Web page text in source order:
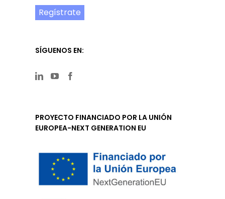
Regístrate
SÍGUENOS EN:
PROYECTO FINANCIADO POR LA UNIÓN
EUROPEA-NEXT GENERATION EU